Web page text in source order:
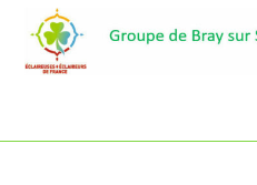
content